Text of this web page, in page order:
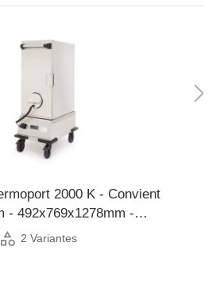
2000 K - Convient
- 492x769x1278mm -
2 Variantes